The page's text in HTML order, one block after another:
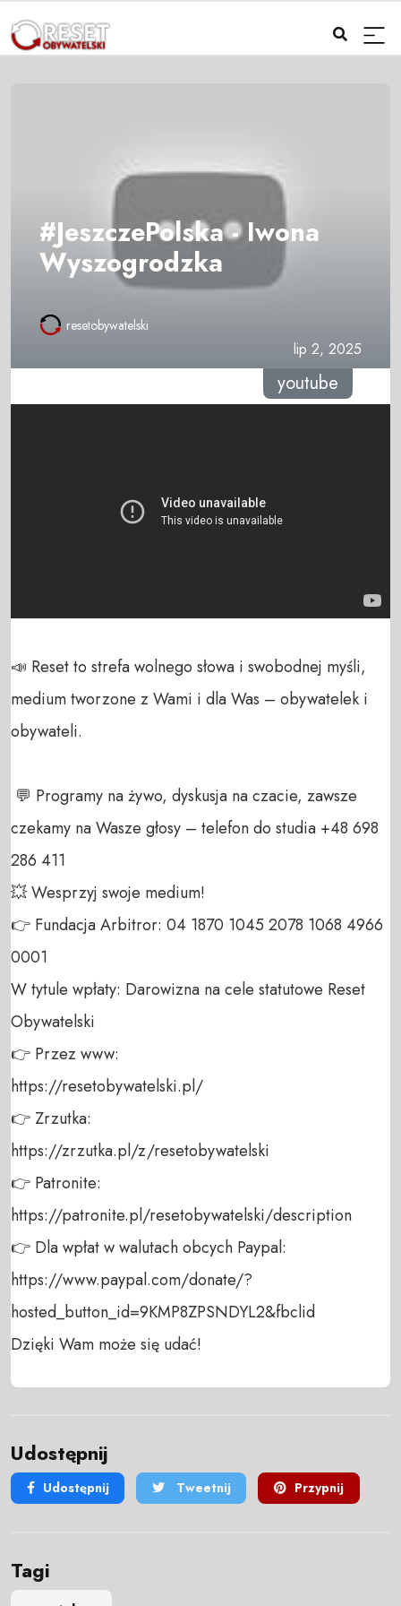
#JeszczePolska - Iwona
Wyszogrodzka
resetobywatelski
lip 2, 2025
youtube
📣 Reset to strefa wolnego słowa i swobodnej myśli,
medium tworzone z Wami i dla Was – obywatelek i
obywateli.
czekamy na Wasze głosy – telefon do studia +48 698
286 411
💥 Wesprzyj swoje medium!
👉 Fundacja Arbitror: 04 1870 1045 2078 1068 4966
0001
W tytule wpłaty: Darowizna na cele statutowe Reset
Obywatelski
👉 Przez www:
https://resetobywatelski.pl/
👉 Zrzutka:
https://zrzutka.pl/z/resetobywatelski
👉 Patronite:
https://patronite.pl/resetobywatelski/description
👉 Dla wpłat w walutach obcych Paypal:
https://www.paypal.com/donate/?
hosted_button_id=9KMP8ZPSNDYL2&fbclid
Dzięki Wam może się udać!
Udostępnij
Udostępnij Tweetnij Przypnij
Tagi